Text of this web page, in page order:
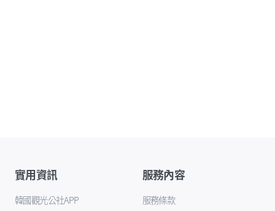
實用資訊
韓國觀光公社APP
服務內容
服務條款